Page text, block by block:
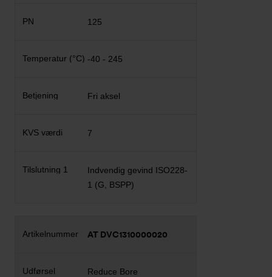
125
-40 - 245
Fri aksel
7
Indvendig gevind ISO228-
1 (G, BSPP)
AT DVC1310000020
Reduce Bore